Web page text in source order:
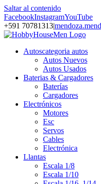
Saltar al contenido
FacebookInstagramYouTube
+591 70781313|
Autoscategoria autos
Autos Nuevos
Autos Usados
Baterias & Cargadores
Baterías
Cargadores
Electrónicos
Motores
Esc
Servos
Cables
Electrónica
Llantas
Escala 1/8
Escala 1/10